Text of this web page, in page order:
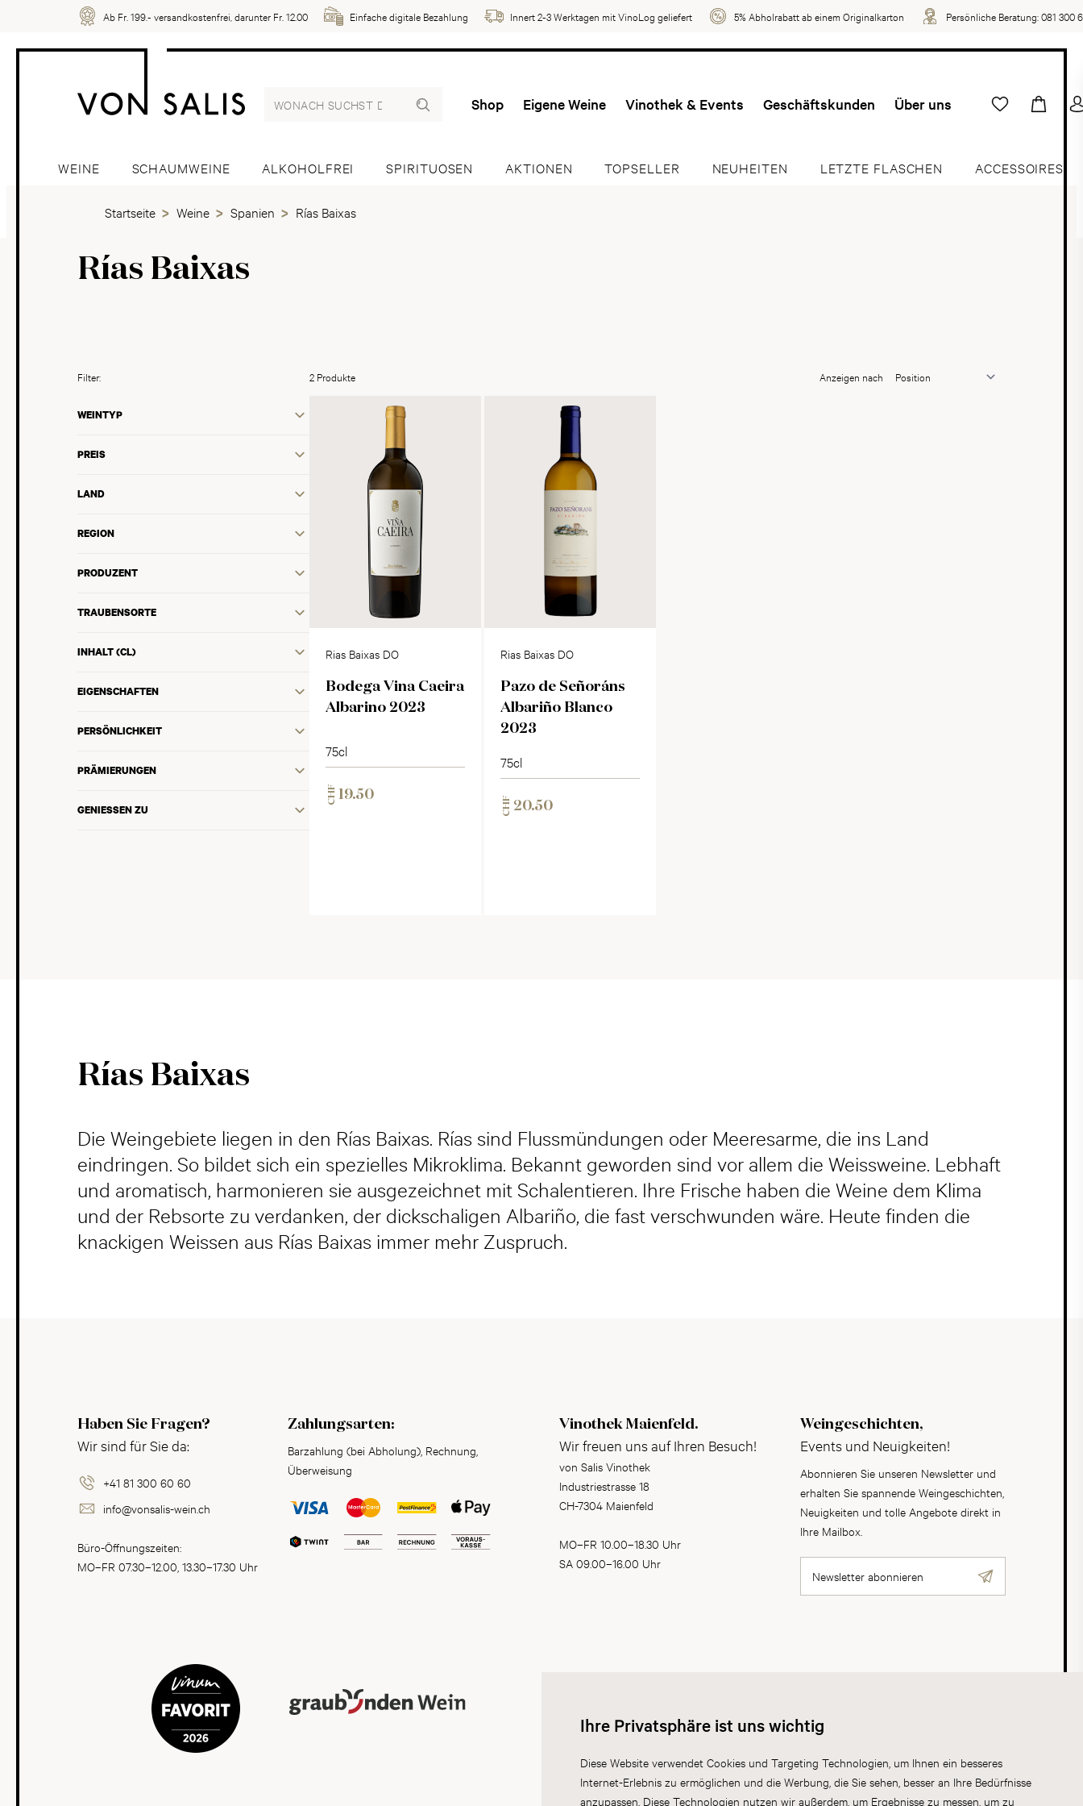
Ihre Privatsphäre ist uns wichtig
Diese Website verwendet Cookies und Targeting Technologien, um Ihnen ein besseres
Internet-Erlebnis zu ermöglichen und die Werbung, die Sie sehen, besser an Ihre Bedürfnisse
anzupassen. Diese Technologien nutzen wir außerdem, um Ergebnisse zu messen, um zu
Ab Fr. 199.- versandkostenfrei, darunter Fr. 12.00 Einfache digitale Bezahlung Innert 2-3 Werktagen mit VinoLog geliefert 5% Abholrabatt ab einem Originalkarton Persönliche Beratung:081 300
Shop Eigene Weine Vinothek & Events Geschäftskunden Über uns
WEINE SCHAUMWEINE ALKOHOLFREI SPIRITUOSEN AKTIONEN TOPSELLER NEUHEITEN LETZTE FLASCHEN ACCESSOIRES
Startseite Weine Spanien Rías Baixas
Rías Baixas
Filter:
WEINTYP
PREIS
LAND
REGION
PRODUZENT
TRAUBENSORTE
INHALT (CL)
EIGENSCHAFTEN
PERSÖNLICHKEIT
PRÄMIERUNGEN
GENIESSEN ZU
2 Produkte Anzeigen nach
Rias Baixas DO
Bodega Vina Caeira
Albarino 2023
75cl
CHF 19.50
Rias Baixas DO
Pazo de Señoráns
Albariño Blanco
2023
75cl
CHF 20.50
Rías Baixas
Die Weingebiete liegen in den Rías Baixas. Rías sind Flussmündungen oder Meeresarme, die ins Land
eindringen. So bildet sich ein spezielles Mikroklima. Bekannt geworden sind vor allem die Weissweine. Lebhaft
und aromatisch, harmonieren sie ausgezeichnet mit Schalentieren. Ihre Frische haben die Weine dem Klima
und der Rebsorte zu verdanken, der dickschaligen Albariño, die fast verschwunden wäre. Heute finden die
knackigen Weissen aus Rías Baixas immer mehr Zuspruch.
Haben Sie Fragen?
Wir sind für Sie da:
+41 81 300 60 60
info@vonsalis-wein.ch
Büro-Öffnungszeiten:
MO–FR 07.30–12.00, 13.30–17.30 Uhr
Zahlungsarten:
Barzahlung (bei Abholung), Rechnung,
Überweisung
Vinothek Maienfeld.
Wir freuen uns auf Ihren Besuch!
von Salis Vinothek
Industriestrasse 18
CH-7304 Maienfeld
MO–FR 10.00–18.30 Uhr
SA 09.00–16.00 Uhr
Weingeschichten,
Events und Neuigkeiten!
Abonnieren Sie unseren Newsletter und
erhalten Sie spannende Weingeschichten,
Neuigkeiten und tolle Angebote direkt in
Ihre Mailbox.
Newsletter abonnieren